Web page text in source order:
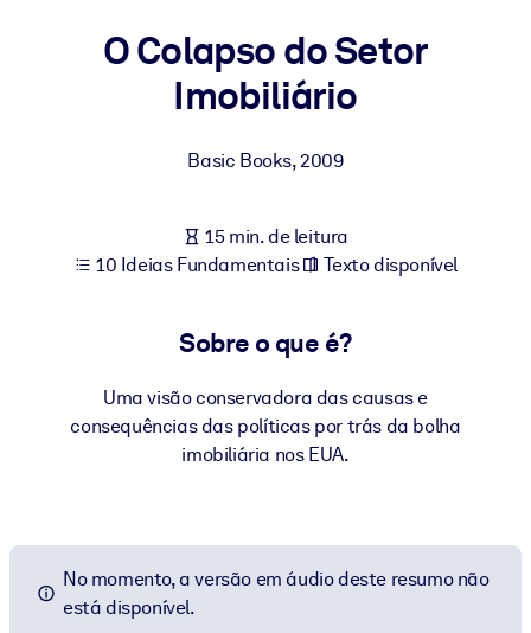
resultados de aprendizagem mais sólidos.
Enriqueça sua biblioteca corporativa com conhecimento de
estruturado para melhorar os resultados.
O Colapso do Setor
Imobiliário
Basic Books,2009
15 min. de leitura
10 Ideias Fundamentais
Texto disponível
Sobre o que é?
Uma visão conservadora das causas e
consequências das políticas por trás da bolha
imobiliária nos EUA.
No momento, a versão em áudio deste resumo não
está disponível.